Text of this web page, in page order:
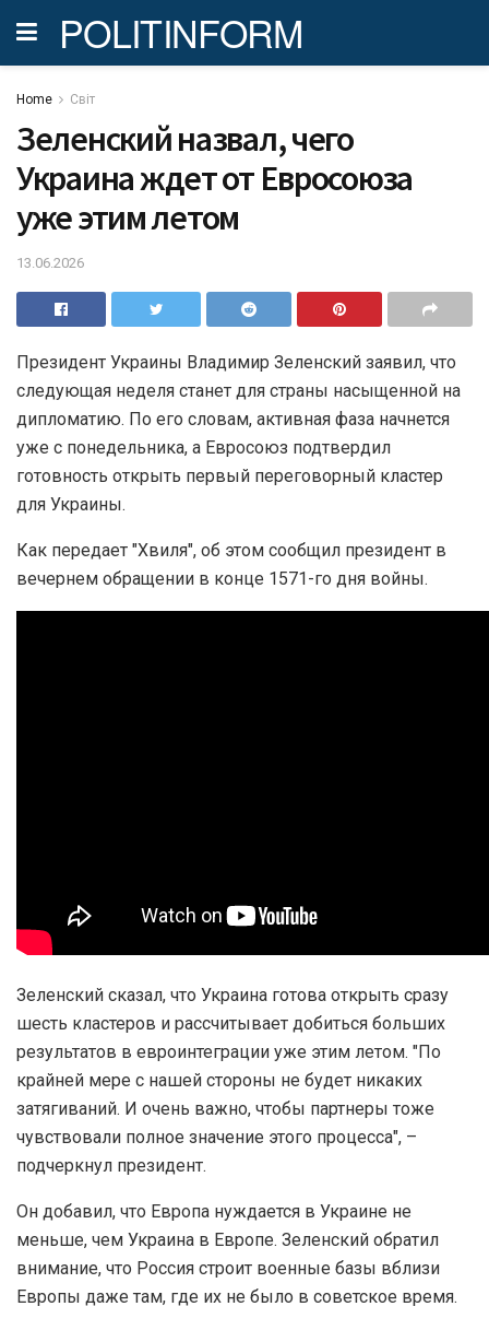
POLITINFORM
Home Світ
Зеленский назвал, чего
Украина ждет от Евросоюза
уже этим летом
13.06.2026
Президент Украины Владимир Зеленский заявил, что
следующая неделя станет для страны насыщенной на
дипломатию. По его словам, активная фаза начнется
уже с понедельника, а Евросоюз подтвердил
готовность открыть первый переговорный кластер
для Украины.
Как передает "Хвиля", об этом сообщил президент в
вечернем обращении в конце 1571-го дня войны.
Зеленский сказал, что Украина готова открыть сразу
шесть кластеров и рассчитывает добиться больших
результатов в евроинтеграции уже этим летом. "По
крайней мере с нашей стороны не будет никаких
затягиваний. И очень важно, чтобы партнеры тоже
чувствовали полное значение этого процесса", –
подчеркнул президент.
Он добавил, что Европа нуждается в Украине не
меньше, чем Украина в Европе. Зеленский обратил
внимание, что Россия строит военные базы вблизи
Европы даже там, где их не было в советское время.